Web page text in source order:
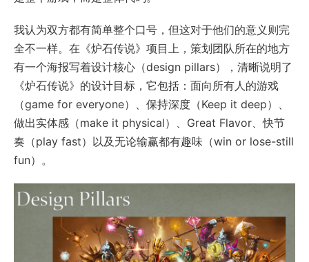
我认为双方都有简单整个口号，但这对于他们的意义则完
全不一样。在《炉石传说》项目上，策划团队所在的地方
有一个海报写着设计核心（design pillars），清晰说明了
《炉石传说》的设计目标，它包括：面向所有人的游戏
（game for everyone）、保持深度（Keep it deep）、
做出实体感（make it physical）、Great Flavor、快节
奏（play fast）以及无论输赢都有趣味（win or lose-still
fun）。